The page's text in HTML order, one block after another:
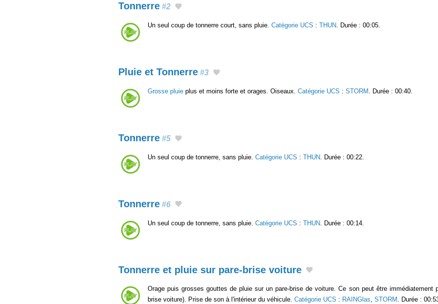
Tonnerre #2
Un seul coup de tonnerre court, sans pluie. Catégorie UCS : THUN. Durée : 00:05.
Pluie et Tonnerre #3
Grosse pluie plus et moins forte et orages. Oiseaux. Catégorie UCS : STORM
. Durée : 00:40.
Tonnerre #5
Un seul coup de tonnerre, sans pluie. Catégorie UCS : THUN . Durée : 00:22.
Tonnerre #6
Un seul coup de tonnerre, sans pluie. Catégorie UCS : THUN . Durée : 00:14.
Tonnerre et pluie sur pare-brise voiture
Orage puis grosses gouttes de pluie sur un pare-brise de voiture. Ce son peut être immédiatement
brise voiture). Prise de son à l'intérieur du véhicule. Catégorie UCS : RAINGlas, STORM . Durée :